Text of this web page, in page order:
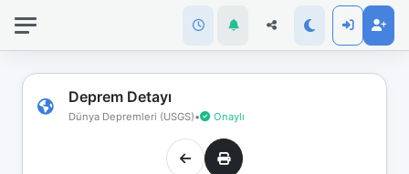
Deprem Detayı
Dünya Depremleri (USGS)• Onaylı
bağlantınız
koptu!
Çevrimdışı
moddasınız.